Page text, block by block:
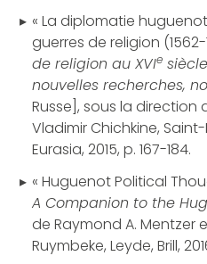
« La diplomatie
guerres de religion (1562-
de religion au XVIe
nouvelles recherches,
Russe], sous la direction
Vladimir Chichkine,
Eurasia, 2015, p. 167-184.
« Huguenot Political
A Companion to the
de Raymond A. Mentzer
Ruymbeke, Leyde, Brill,